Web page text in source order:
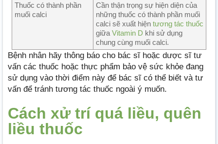
Thuốc có thành phần
muối calci
Cần thận trọng sự hiện diện của
những thuốc có thành phần muối
calci sẽ xuất hiện tương tác thuốc
giữa Vitamin D khi sử dụng
chung cùng muối calci.
Bệnh nhân hãy thông báo cho bác sĩ hoặc dược sĩ tư
vấn các thuốc hoặc thực phẩm bảo vệ sức khỏe đang
sử dụng vào thời điểm này để bác sĩ có thể biết và tư
vấn để tránh tương tác thuốc ngoài ý muốn.
Cách xử trí quá liều, quên
liều thuốc